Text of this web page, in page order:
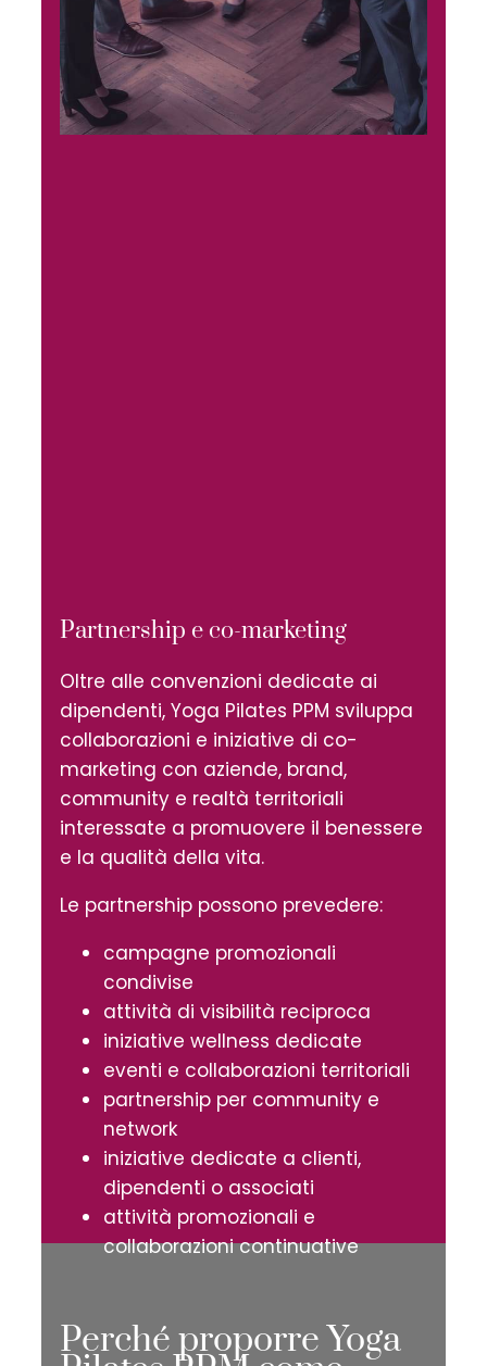
Partnership e co-marketing
Oltre alle convenzioni dedicate ai
dipendenti, Yoga Pilates PPM sviluppa
collaborazioni e iniziative di co-
marketing con aziende, brand,
community e realtà territoriali
interessate a promuovere il benessere
e la qualità della vita.
Le partnership possono prevedere:
campagne promozionali
condivise
attività di visibilità reciproca
iniziative wellness dedicate
eventi e collaborazioni territoriali
partnership per community e
network
iniziative dedicate a clienti,
dipendenti o associati
attività promozionali e
collaborazioni continuative
Perché proporre Yoga